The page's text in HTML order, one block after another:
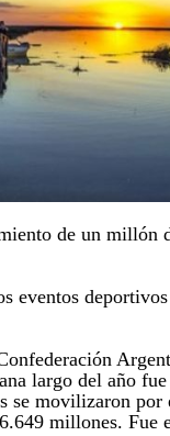
de un millón
eventos
largo del año
se movilizaron por
millones. Fue